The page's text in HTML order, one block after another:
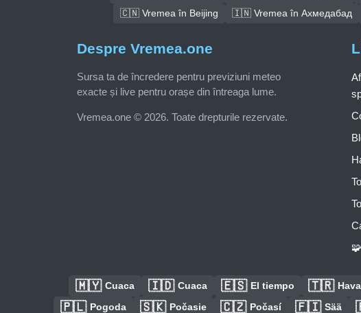
🇨🇳 Vremea în Beijing
🇮🇳 Vremea în Ахмедабад
Despre Vremea.one
Sursa ta de încredere pentru previziuni meteo
exacte și live pentru orașe din întreaga lume.
Vremea.one © 2026. Toate drepturile rezervate.
🇲🇾 Cuaca 🇮🇩 Cuaca 🇪🇸 El tiempo 🇹🇷
🇵🇱 Pogoda 🇸🇰 Počasie 🇨🇿 Počasí 🇫🇮 Sää